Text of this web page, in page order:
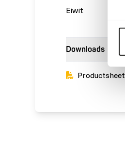
Eiwit
Downloads
Productsheet